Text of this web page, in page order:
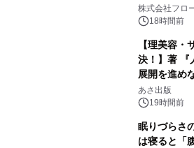
クレンジン
発売
株式会社フロ
18時間前
【理美容・
決！】著 『
展開を進め
「多店舗展
24日（月）
あさ出版
19時間前
眠りづらさ
は寝ると「